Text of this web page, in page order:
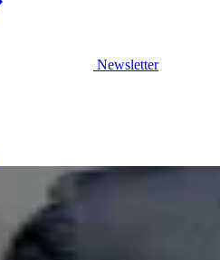
Newsletter